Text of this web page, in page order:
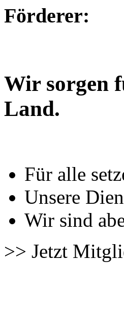
Förderer:
Wir sorgen
Land.
Für alle
Unsere
Wir sind
>> Jetzt